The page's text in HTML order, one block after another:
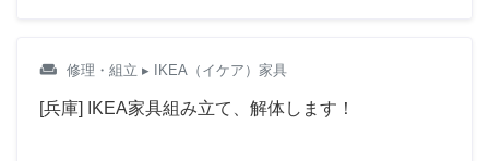
weekend 修理・組立 ▸ IKEA（イケア）家具
[兵庫] IKEA家具組み立て、解体します！